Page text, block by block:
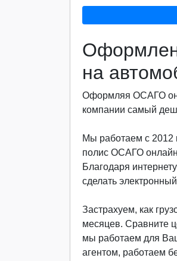
на
Оформляя ОСАГО
компании самый
Мы работаем с 2012
полис ОСАГО
Благодаря
сделать
Застрахуем, как
месяцев. Сравните
мы работаем для
агентом, работаем